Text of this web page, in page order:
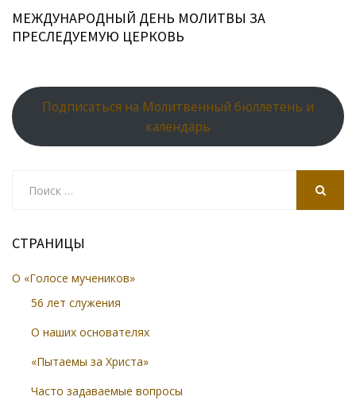
МЕЖДУНАРОДНЫЙ ДЕНЬ МОЛИТВЫ ЗА
ПРЕСЛЕДУЕМУЮ ЦЕРКОВЬ
Подписаться на Молитвенный бюллетень и
календарь
СТРАНИЦЫ
О «Голосе мучеников»
56 лет служения
О наших основателях
«Пытаемы за Христа»
Часто задаваемые вопросы